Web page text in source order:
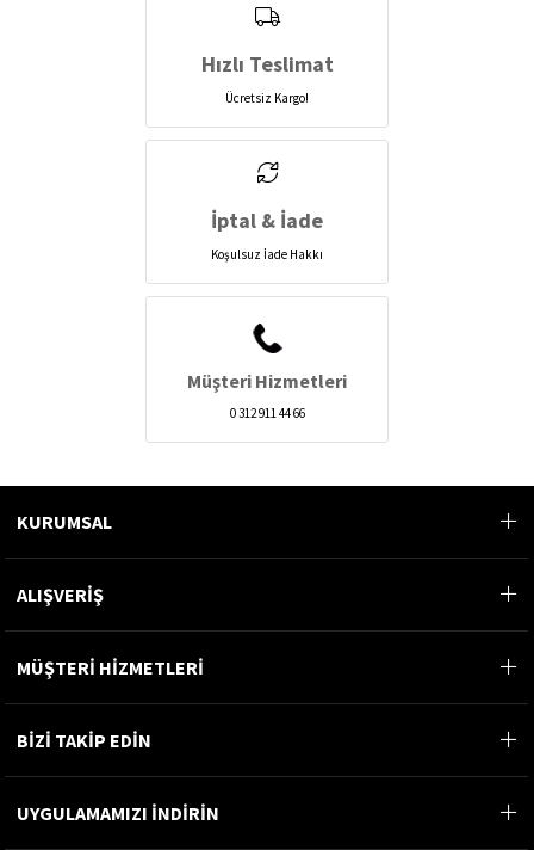
Hızlı Teslimat
Ücretsiz Kargo!
İptal & İade
Koşulsuz İade Hakkı
Müşteri Hizmetleri
0 312 911 44 66
KURUMSAL
ALIŞVERİŞ
MÜŞTERİ HİZMETLERİ
BİZİ TAKİP EDİN
UYGULAMAMIZI İNDİRİN